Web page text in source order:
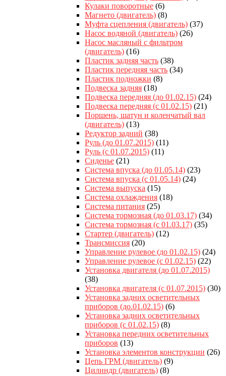
Кулаки поворотные (6)
Магнето (двигатель) (8)
Муфта сцепления (двигатель) (37)
Насос водяной (двигатель) (26)
Насос масляный с фильтром
(двигатель) (16)
Пластик задняя часть (38)
Пластик передняя часть (34)
Пластик подножки (8)
Подвеска задняя (18)
Подвеска передняя (до 01.02.15) (24)
Подвеска передняя (с 01.02.15) (21)
Поршень, шатун и коленчатый вал
(двигатель) (13)
Редуктор задний (38)
Руль (до 01.07.2015) (11)
Руль (с 01.07.2015) (11)
Сиденье (21)
Система впуска (до 01.05.14) (23)
Система впуска (с 01.05.14) (24)
Система выпуска (15)
Система охлаждения (18)
Система питания (25)
Система тормозная (до 01.03.17) (34)
Система тормозная (с 01.03.17) (35)
Стартер (двигатель) (12)
Трансмиссия (20)
Управление рулевое (до 01.02.15) (24)
Управление рулевое (с 01.02.15) (22)
Установка двигателя (до 01.07.2015)
(38)
Установка двигателя (с 01.07.2015) (30)
Установка задних осветительных
приборов (до.01.02.15) (6)
Установка задних осветительных
приборов (с 01.02.15) (8)
Установка передних осветительных
приборов (13)
Установка элементов конструкции (26)
Цепь ГРМ (двигатель) (9)
Цилиндр (двигатель) (8)